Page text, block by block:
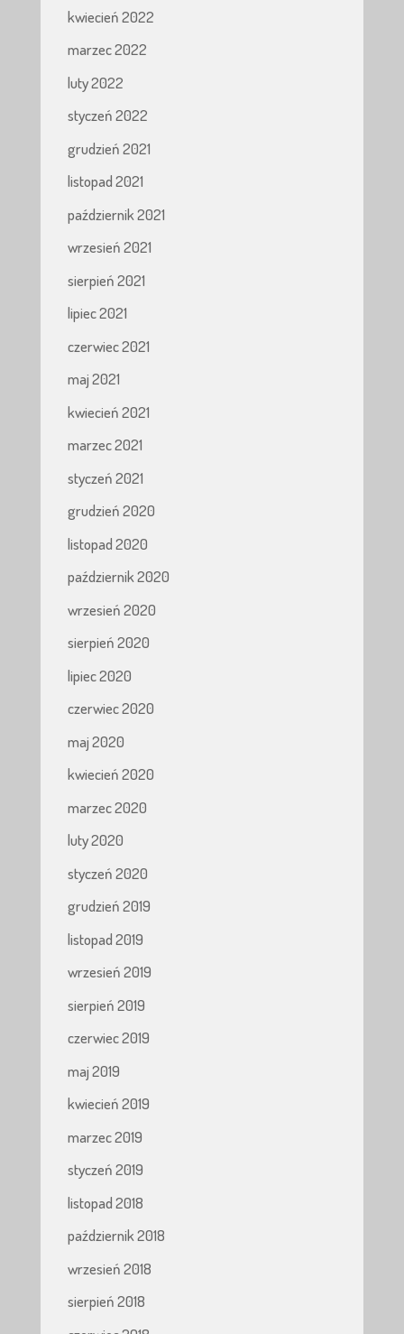
kwiecień 2022
marzec 2022
luty 2022
styczeń 2022
grudzień 2021
listopad 2021
październik 2021
wrzesień 2021
sierpień 2021
lipiec 2021
czerwiec 2021
maj 2021
kwiecień 2021
marzec 2021
styczeń 2021
grudzień 2020
listopad 2020
październik 2020
wrzesień 2020
sierpień 2020
lipiec 2020
czerwiec 2020
maj 2020
kwiecień 2020
marzec 2020
luty 2020
styczeń 2020
grudzień 2019
listopad 2019
wrzesień 2019
sierpień 2019
czerwiec 2019
maj 2019
kwiecień 2019
marzec 2019
styczeń 2019
listopad 2018
październik 2018
wrzesień 2018
sierpień 2018